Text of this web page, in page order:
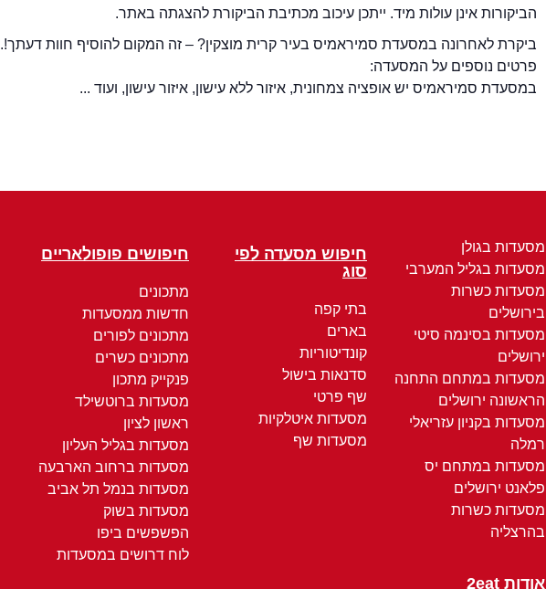
הביקורות אינן עולות מיד. ייתכן עיכוב מכתיבת הביקורת להצגתה באתר.
ביקרת לאחרונה במסעדת סמיראמיס בעיר קרית מוצקין? – זה המקום להוסיף חוות דעתך!.
פרטים נוספים על המסעדה:
במסעדת סמיראמיס יש אופציה צמחונית, איזור ללא עישון, איזור עישון, ועוד ...
מסעדות בגולן
מסעדות בגליל המערבי
מסעדות כשרות
בירושלים
מסעדות בסינמה סיטי
ירושלים
מסעדות במתחם התחנה
הראשונה ירושלים
מסעדות בקניון עזריאלי
רמלה
מסעדות במתחם יס
פלאנט ירושלים
מסעדות כשרות
בהרצליה
חיפוש מסעדה לפי
סוג
בתי קפה
בארים
קונדיטוריות
סדנאות בישול
שף פרטי
מסעדות איטלקיות
מסעדות שף
חיפושים פופולאריים
מתכונים
חדשות ממסעדות
מתכונים לפורים
מתכונים כשרים
פנקייק מתכון
מסעדות ברוטשילד
ראשון לציון
מסעדות בגליל העליון
מסעדות ברחוב הארבעה
מסעדות בנמל תל אביב
מסעדות בשוק
הפשפשים ביפו
לוח דרושים במסעדות
אודות 2eat